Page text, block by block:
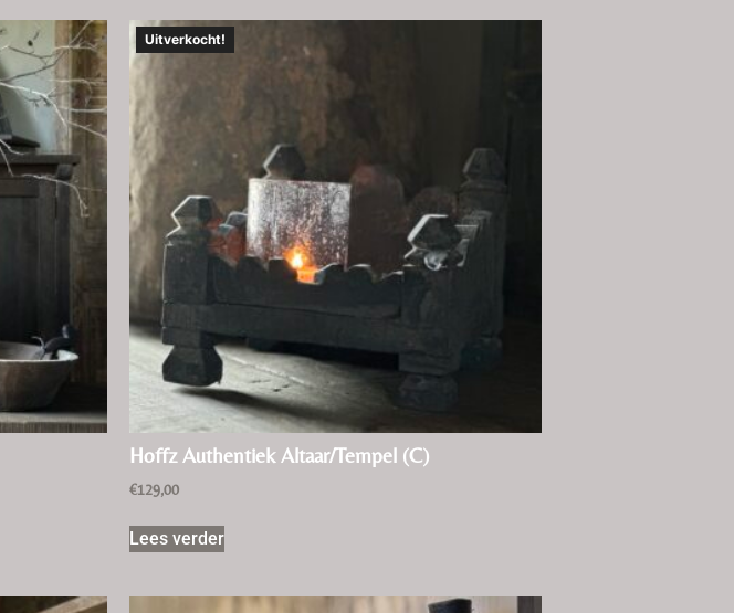
Uitverkocht!
Hoffz Authentiek Altaar/Tempel (C)
€129,00
Lees verder